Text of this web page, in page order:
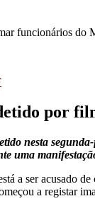
funcionários do
por
nesta
uma
a ser acusado
a registar